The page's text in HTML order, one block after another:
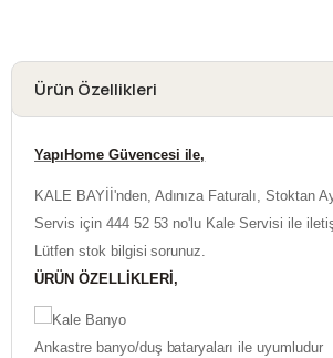
Ürün Özellikleri
YapıHome Güvencesi ile,
KALE BAYİİ'nden, Adınıza Faturalı, Stoktan
Servis için 444 52 53 no'lu Kale Servisi ile
Lütfen stok bilgisi sorunuz.
ÜRÜN ÖZELLİKLERİ,
Ankastre banyo/duş bataryaları ile uyumludur